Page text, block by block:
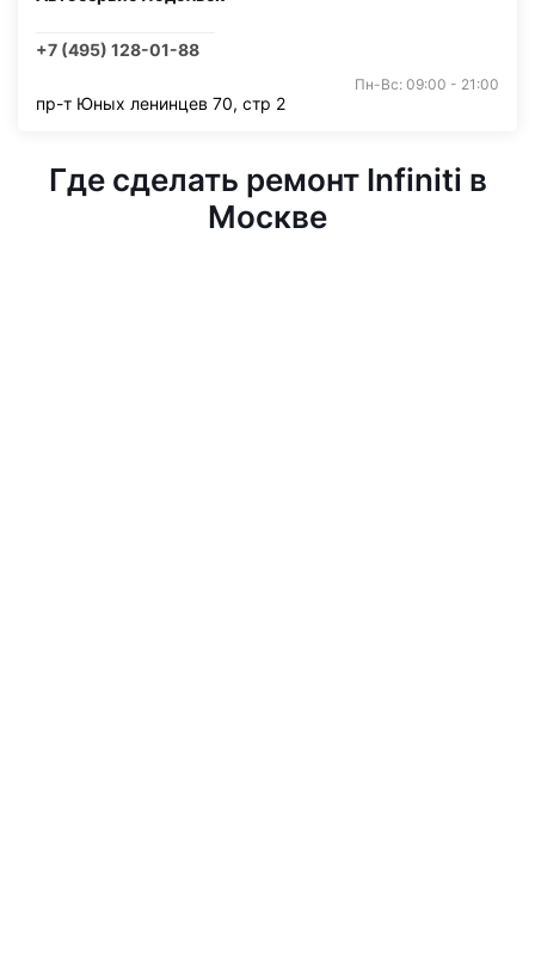
+7 (495) 128-01-88
Пн-Вс: 09:00 - 21:00
пр-т Юных ленинцев 70, стр 2
Где сделать ремонт Infiniti в
Москве